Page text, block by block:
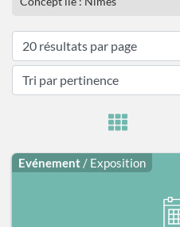
Evénement / Exposition